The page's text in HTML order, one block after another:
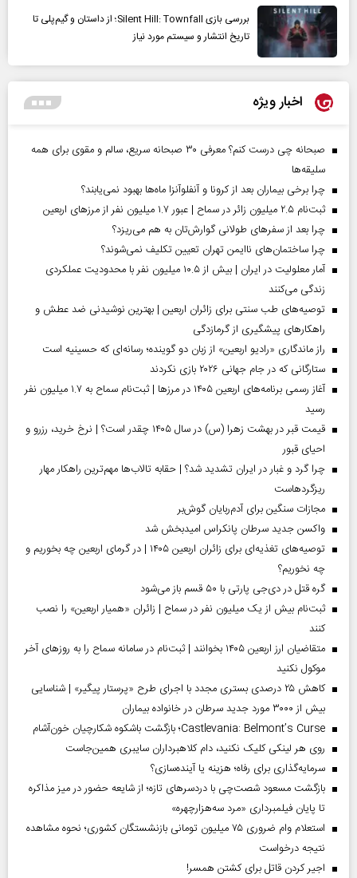
بررسی بازی Silent Hill: Townfall؛ از داستان و گیم‌پلی تا
تاریخ انتشار و سیستم مورد نیاز
اخبار ویژه
صبحانه چی درست کنم؟ معرفی ۳۰ صبحانه سریع، سالم و مقوی برای همه
سلیقه‌ها
چرا برخی بیماران بعد از کرونا و آنفلوآنزا ماه‌ها بهبود نمی‌یابند؟
ثبت‌نام ۲.۵ میلیون زائر در سماح | عبور ۱.۷ میلیون نفر از مرز‌های اربعین
چرا بعد از سفرهای طولانی گوارش‌تان به هم می‌ریزد؟
چرا ساختمان‌های ناایمن تهران تعیین تکلیف نمی‌شوند؟
آمار معلولیت در ایران | بیش از ۱۰.۵ میلیون نفر با محدودیت عملکردی
زندگی می‌کنند
توصیه‌های طب سنتی برای زائران اربعین | بهترین نوشیدنی ضد عطش و
راهکارهای پیشگیری از گرمازدگی
راز ماندگاری «رادیو اربعین» از زبان دو گوینده؛ رسانه‌ای که حسینیه است
ستارگانی که در جام جهانی ۲۰۲۶ بازی نکردند
آغاز رسمی برنامه‌های اربعین ۱۴۰۵ در مرز‌ها | ثبت‌نام سماح به ۱.۷ میلیون نفر
رسید
قیمت قبر در بهشت زهرا (س) در سال ۱۴۰۵ چقدر است؟ | نرخ خرید، رزرو و
احیای قبور
چرا گرد و غبار در ایران تشدید شد؟ | حقابه تالاب‌ها مهم‌ترین راهکار مهار
ریزگردهاست
مجازات سنگین برای آدم‌ربایان گوش‌بر
واکسن جدید سرطان پانکراس امیدبخش شد
توصیه‌های تغذیه‌ای برای زائران اربعین ۱۴۰۵ | در گرمای اربعین چه بخوریم و
چه نخوریم؟
گره قتل در دی‌جی پارتی با ۵۰ قسم باز می‌شود
ثبت‌نام بیش از یک میلیون نفر در سماح | زائران «همیار اربعین» را نصب
کنند
متقاضیان ارز اربعین ۱۴۰۵ بخوانند | ثبت‌نام در سامانه سماح را به روز‌های آخر
موکول نکنید
کاهش ۲۵ درصدی بستری مجدد با اجرای طرح «پرستار پیگیر» | شناسایی
بیش از ۳۰۰۰ مورد جدید سرطان در خانواده بیماران
Castlevania: Belmont’s Curse؛ بازگشت باشکوه شکارچیان خون‌آشام
روی هر لینکی کلیک نکنید، دام کلاهبرداران سایبری همین‌جاست
سرمایه‌گذاری برای رفاه؛ هزینه یا آینده‌سازی؟
بازگشت مسعود شصت‌چی با دردسر‌های تازه؛ از شایعه حضور در میز مذاکره
تا پایان فیلمبرداری «مرد سه‌هزارچهره»
استعلام وام ضروری ۷۵ میلیون تومانی بازنشستگان کشوری؛ نحوه مشاهده
نتیجه درخواست
اجیر کردن قاتل برای کشتن همسر!